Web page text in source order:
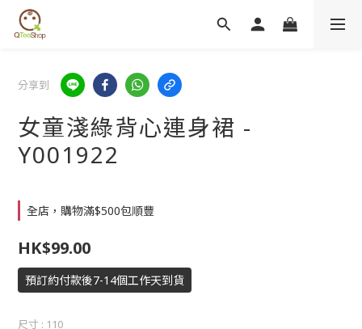
分享到
女童淺綠背心連身裙 -
Y001922
全店，購物滿$500包順豐
HK$99.00
預訂約付款後7-14個工作天到貨
尺寸 : 110